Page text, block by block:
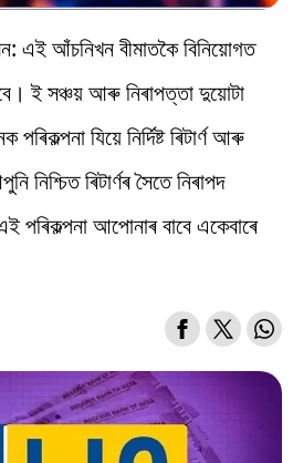
এই আঁচনিখন বীমাতকৈ বিনিয়োগত
ই সঞ্চয় আৰু নিৰাপত্তা দুয়োটা
যিয়ে নিৰ্দিষ্ট ৰিটাৰ্ণ আৰু
নিশ্চিত ৰিটাৰ্ণৰ সৈতে নিৰাপদ
পৰিকল্পনা আপোনাৰ বাবে একেবাৰে